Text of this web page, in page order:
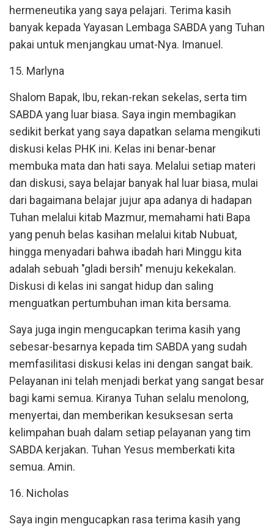
hermeneutika yang saya pelajari. Terima kasih
banyak kepada Yayasan Lembaga SABDA yang Tuhan
pakai untuk menjangkau umat-Nya. Imanuel.
15. Marlyna
Shalom Bapak, Ibu, rekan-rekan sekelas, serta tim
SABDA yang luar biasa. Saya ingin membagikan
sedikit berkat yang saya dapatkan selama mengikuti
diskusi kelas PHK ini. Kelas ini benar-benar
membuka mata dan hati saya. Melalui setiap materi
dan diskusi, saya belajar banyak hal luar biasa, mulai
dari bagaimana belajar jujur apa adanya di hadapan
Tuhan melalui kitab Mazmur, memahami hati Bapa
yang penuh belas kasihan melalui kitab Nubuat,
hingga menyadari bahwa ibadah hari Minggu kita
adalah sebuah "gladi bersih" menuju kekekalan.
Diskusi di kelas ini sangat hidup dan saling
menguatkan pertumbuhan iman kita bersama.
Saya juga ingin mengucapkan terima kasih yang
sebesar-besarnya kepada tim SABDA yang sudah
memfasilitasi diskusi kelas ini dengan sangat baik.
Pelayanan ini telah menjadi berkat yang sangat besar
bagi kami semua. Kiranya Tuhan selalu menolong,
menyertai, dan memberikan kesuksesan serta
kelimpahan buah dalam setiap pelayanan yang tim
SABDA kerjakan. Tuhan Yesus memberkati kita
semua. Amin.
16. Nicholas
Saya ingin mengucapkan rasa terima kasih yang